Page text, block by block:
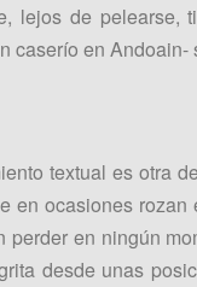
lejos de
caserío en Andoain-
textual es otra
en ocasiones rozan
en ningún
desde unas